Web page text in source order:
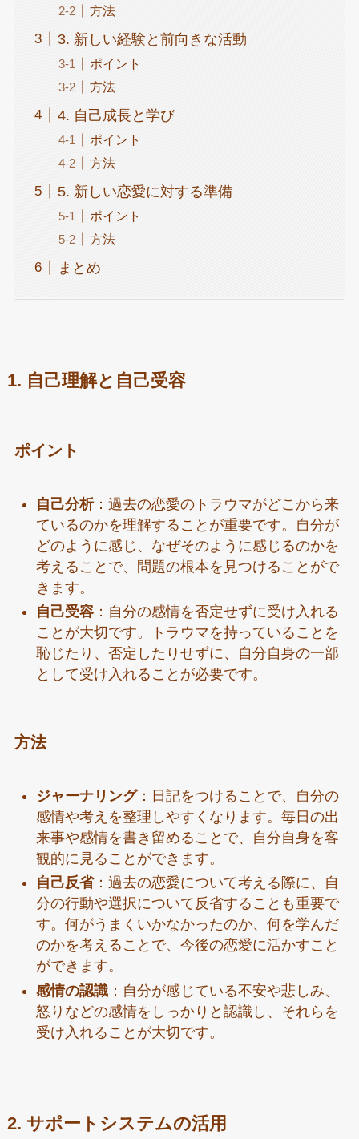
方法
3. 新しい経験と前向きな活動
ポイント
方法
4. 自己成長と学び
ポイント
方法
5. 新しい恋愛に対する準備
ポイント
方法
まとめ
1. 自己理解と自己受容
ポイント
自己分析：過去の恋愛のトラウマがどこから来
ているのかを理解することが重要です。自分が
どのように感じ、なぜそのように感じるのかを
考えることで、問題の根本を見つけることがで
きます。
自己受容：自分の感情を否定せずに受け入れる
ことが大切です。トラウマを持っていることを
恥じたり、否定したりせずに、自分自身の一部
として受け入れることが必要です。
方法
ジャーナリング：日記をつけることで、自分の
感情や考えを整理しやすくなります。毎日の出
来事や感情を書き留めることで、自分自身を客
観的に見ることができます。
自己反省：過去の恋愛について考える際に、自
分の行動や選択について反省することも重要で
す。何がうまくいかなかったのか、何を学んだ
のかを考えることで、今後の恋愛に活かすこと
ができます。
感情の認識：自分が感じている不安や悲しみ、
怒りなどの感情をしっかりと認識し、それらを
受け入れることが大切です。
2. サポートシステムの活用